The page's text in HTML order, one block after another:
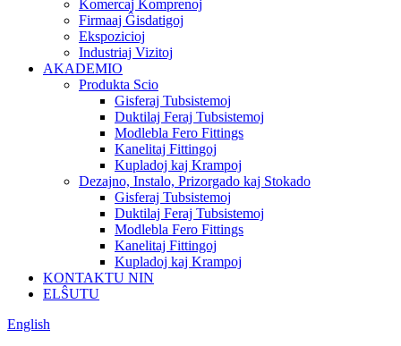
Komercaj Komprenoj
Firmaaj Ĝisdatigoj
Ekspozicioj
Industriaj Vizitoj
AKADEMIO
Produkta Scio
Gisferaj Tubsistemoj
Duktilaj Feraj Tubsistemoj
Modlebla Fero Fittings
Kanelitaj Fittingoj
Kupladoj kaj Krampoj
Dezajno, Instalo, Prizorgado kaj Stokado
Gisferaj Tubsistemoj
Duktilaj Feraj Tubsistemoj
Modlebla Fero Fittings
Kanelitaj Fittingoj
Kupladoj kaj Krampoj
KONTAKTU NIN
ELŜUTU
English